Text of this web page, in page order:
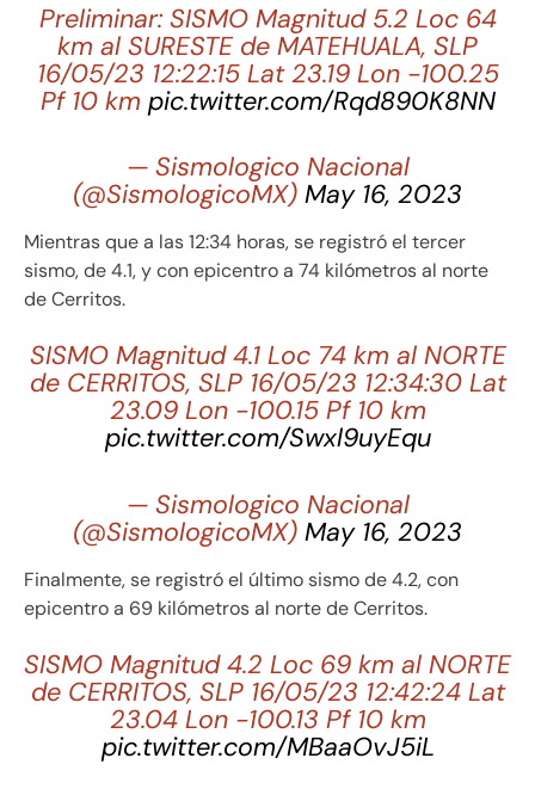
Preliminar: SISMO Magnitud 5.2 Loc 64
km al SURESTE de MATEHUALA, SLP
16/05/23 12:22:15 Lat 23.19 Lon -100.25
Pf 10 km pic.twitter.com/Rqd890K8NN
— Sismologico Nacional
(@SismologicoMX) May 16, 2023
Mientras que a las 12:34 horas, se registró el tercer
sismo, de 4.1, y con epicentro a 74 kilómetros al norte
de Cerritos.
SISMO Magnitud 4.1 Loc 74 km al NORTE
de CERRITOS, SLP 16/05/23 12:34:30 Lat
23.09 Lon -100.15 Pf 10 km
pic.twitter.com/Swxl9uyEqu
— Sismologico Nacional
(@SismologicoMX) May 16, 2023
Finalmente, se registró el último sismo de 4.2, con
epicentro a 69 kilómetros al norte de Cerritos.
SISMO Magnitud 4.2 Loc 69 km al NORTE
de CERRITOS, SLP 16/05/23 12:42:24 Lat
23.04 Lon -100.13 Pf 10 km
pic.twitter.com/MBaaOvJ5iL